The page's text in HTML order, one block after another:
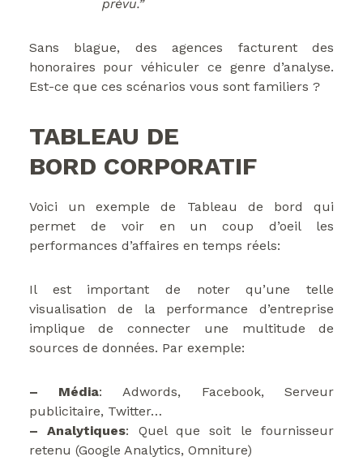
prévu.”
Sans blague, des agences facturent des
honoraires pour véhiculer ce genre d’analyse.
Est-ce que ces scénarios vous sont familiers ?
TABLEAU DE
BORD CORPORATIF
Voici un exemple de Tableau de bord qui
permet de voir en un coup d’oeil les
performances d’affaires en temps réels:
Il est important de noter qu’une telle
visualisation de la performance d’entreprise
implique de connecter une multitude de
sources de données. Par exemple:
– Média: Adwords, Facebook, Serveur
publicitaire, Twitter…
– Analytiques: Quel que soit le fournisseur
retenu (Google Analytics, Omniture)